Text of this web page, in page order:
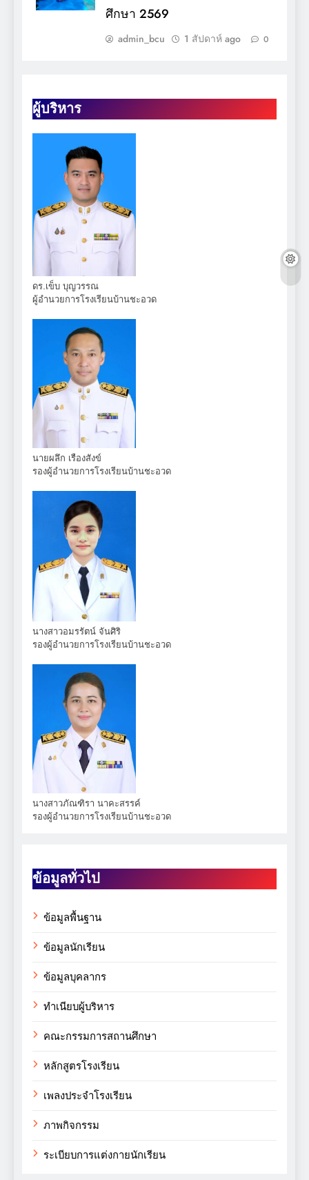
ผู้บริหาร
ดร.เข็บ บุญวรรณ
ผู้อำนวยการโรงเรียนบ้านชะอวด
นายผลึก เรืองสังข์
รองผู้อำนวยการโรงเรียนบ้านชะอวด
นางสาวอมรรัตน์ จันศิริ
รองผู้อำนวยการโรงเรียนบ้านชะอวด
นางสาวภัณฑิรา นาคะสรรค์
รองผู้อำนวยการโรงเรียนบ้านชะอวด
ข้อมูลทั่วไป
ข้อมูลพื้นฐาน
ข้อมูลนักเรียน
ข้อมูลบุคลากร
ทำเนียบผู้บริหาร
คณะกรรมการสถานศึกษา
หลักสูตรโรงเรียน
เพลงประจำโรงเรียน
ภาพกิจกรรม
ระเบียบการแต่งกายนักเรียน
ศึกษา 2569
admin_bcu 1 สัปดาห์ ago 0